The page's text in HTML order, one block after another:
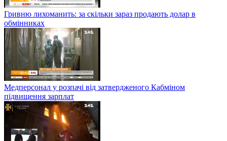
Гривню лихоманить: за скільки зараз продають долар в
обмінниках
Медперсонал у розпачі від затвердженого Кабміном
підвищення зарплат